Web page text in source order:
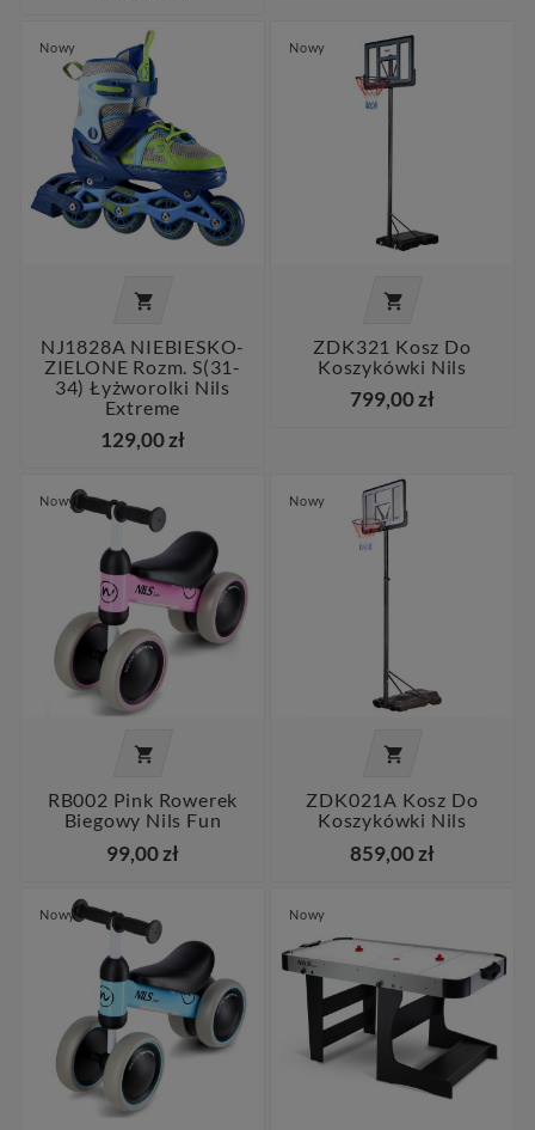
Nowy

NJ1828A NIEBIESKO-
ZIELONE Rozm. S(31-
34) Łyżworolki Nils
Extreme
129,00 zł
Nowy

ZDK321 Kosz Do
Koszykówki Nils
799,00 zł
Nowy

RB002 Pink Rowerek
Biegowy Nils Fun
99,00 zł
Nowy

ZDK021A Kosz Do
Koszykówki Nils
859,00 zł
Nowy Nowy